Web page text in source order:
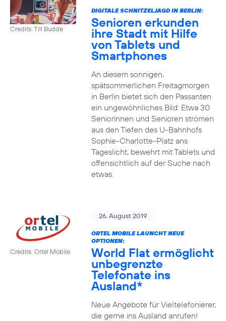
Credits: Till Budde
DIGITALE SCHNITZELJAGD IN BERLIN:
Senioren erkunden
ihre Stadt mit Hilfe
von Tablets und
Smartphones
An diesem sonnigen,
spätsommerlichen Freitagmorgen
in Berlin bietet sich den Passanten
ein ungewöhnliches Bild: Etwa 30
Seniorinnen und Senioren strömen
aus den Tiefen des U-Bahnhofs
Sophie-Charlotte-Platz ans
Tageslicht, bewehrt mit Tablets und
offensichtlich auf der Suche nach
etwas.
Credits: Ortel Mobile
26. August 2019
ORTEL MOBILE LAUNCHT NEUE
OPTIONEN:
World Flat ermöglicht
unbegrenzte
Telefonate ins
Ausland*
Neue Angebote für Vieltelefonierer,
die gerne ins Ausland anrufen!